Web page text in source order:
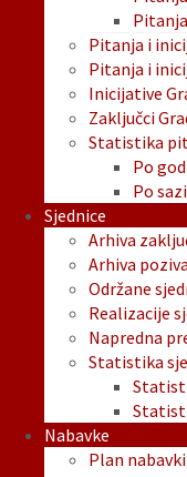
Pitanja i
Pitanja i
Inicijative
Zaključci
Statistika
Po
Po
Sjednice
Arhiva
Arhiva poziva
Održane
Realizacije
Napredna
Statistika
Nabavke
Plan nabavki